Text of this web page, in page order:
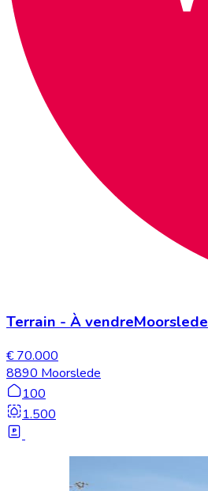
Terrain - À vendreMoorslede
€ 70.000
8890 Moorslede
100
1.500